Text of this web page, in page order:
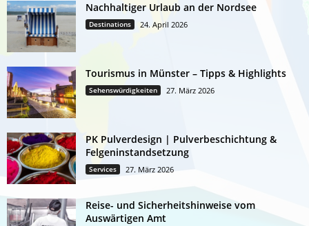
Nachhaltiger Urlaub an der Nordsee
Destinations 24. April 2026
Tourismus in Münster – Tipps & Highlights
Sehenswürdigkeiten 27. März 2026
PK Pulverdesign | Pulverbeschichtung &
Felgeninstandsetzung
Services 27. März 2026
Reise- und Sicherheitshinweise vom
Auswärtigen Amt